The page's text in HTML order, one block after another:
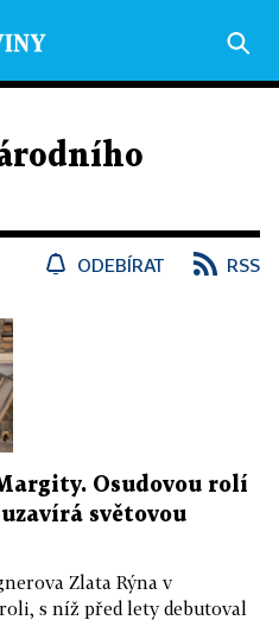
ODEBÍRAT RSS
Osudovou rolí
světovou
Zlata Rýna v
s níž před lety debutoval